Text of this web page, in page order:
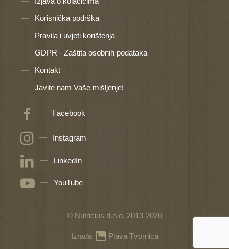
Korisnička podrška
Pravila i uvjeti korištenja
GDPR - Zaštita osobnih podataka
Kontakt
Javite nam Vaše mišljenje!
Facebook
Instagram
LinkedIn
YouTube
© Nutricius d.o.o. 2013-2026
Izrada Plava Tvornica